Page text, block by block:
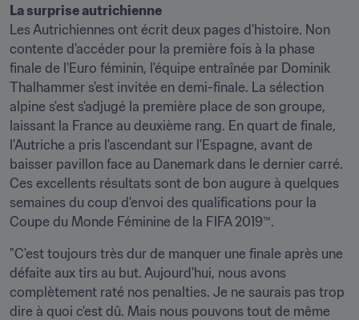
La surprise autrichienne
Les Autrichiennes ont écrit deux pages d'histoire. Non
contente d'accéder pour la première fois à la phase
finale de l'Euro féminin, l'équipe entraînée par Dominik
Thalhammer s'est invitée en demi-finale. La sélection
alpine s'est s'adjugé la première place de son groupe,
laissant la France au deuxième rang. En quart de finale,
l'Autriche a pris l'ascendant sur l'Espagne, avant de
baisser pavillon face au Danemark dans le dernier carré.
Ces excellents résultats sont de bon augure à quelques
semaines du coup d'envoi des qualifications pour la
Coupe du Monde Féminine de la FIFA 2019™.
"C'est toujours très dur de manquer une finale après une
défaite aux tirs au but. Aujourd'hui, nous avons
complètement raté nos penalties. Je ne saurais pas trop
dire à quoi c'est dû. Mais nous pouvons tout de même